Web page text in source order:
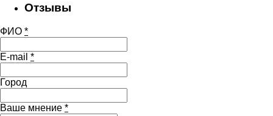
Отзывы
ФИО *
E-mail *
Город
Ваше мнение *